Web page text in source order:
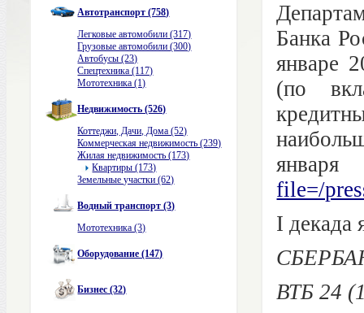
Автотранспорт (758)
Легковые автомобили (317)
Грузовые автомобили (300)
Автобусы (23)
Спецтехника (117)
Мототехника (1)
Недвижимость (526)
Коттеджи, Дачи, Дома (52)
Коммерческая недвижимость (239)
Жилая недвижимость (173)
Квартиры (173)
Земельные участки (62)
Водный транспорт (3)
Мототехника (3)
Оборудование (147)
Бизнес (32)
Банка
январе
(по
file=/
I декада
ВТБ 24